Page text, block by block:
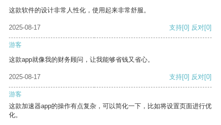
这款软件的设计非常人性化，使用起来非常舒服。
2025-08-17 支持[0] 反对[0]
游客
这款app就像我的财务顾问，让我能够省钱又省心。
2025-08-17 支持[0] 反对[0]
游客
这款加速器app的操作有点复杂，可以简化一下，比如将设置页面进行优
化。